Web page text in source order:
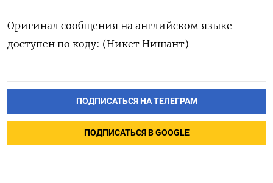
Оригинал сообщения на английском языке
⁠доступен по коду: (Никет Нишант)
ПОДПИСАТЬСЯ НА ТЕЛЕГРАМ
ПОДПИСАТЬСЯ В GOOGLE